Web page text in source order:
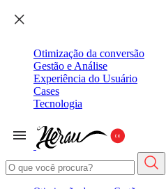
Otimização da conversão
Gestão e Análise
Experiência do Usuário
Cases
Tecnologia